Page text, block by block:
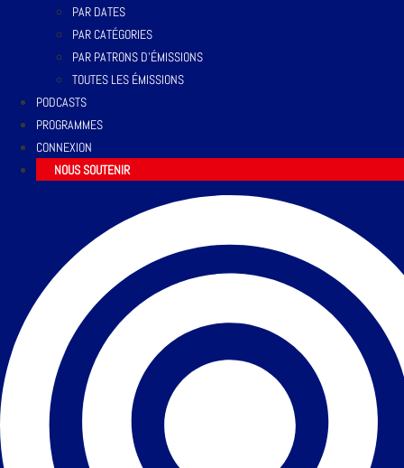
PAR DATES
PAR CATÉGORIES
PAR PATRONS D’ÉMISSIONS
TOUTES LES ÉMISSIONS
PODCASTS
PROGRAMMES
CONNEXION
NOUS SOUTENIR